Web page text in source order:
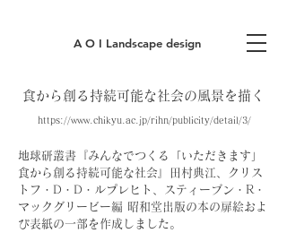
A O I Landscape design
食から創る持続可能な社会の風景を描く
https://www.chikyu.ac.jp/rihn/publicity/detail/3/
地球研叢書『みんなでつくる「いただきます」
食から創る持続可能な社会』
田村典江、クリス
トフ・D・D・ルプレヒト、スティーブン・R・
マックグリービー編 昭和堂出版の本の扉絵およ
び表紙の一部を作成しました。